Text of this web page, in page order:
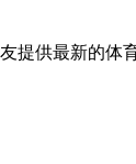
供最新的体